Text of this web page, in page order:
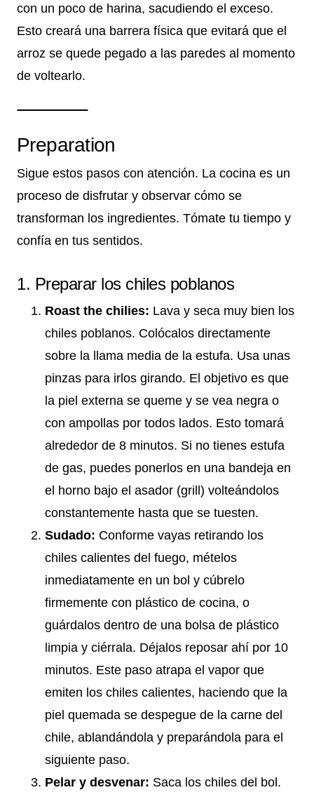
con un poco de harina, sacudiendo el exceso.
Esto creará una barrera física que evitará que el
arroz se quede pegado a las paredes al momento
de voltearlo.
Preparation
Sigue estos pasos con atención. La cocina es un
proceso de disfrutar y observar cómo se
transforman los ingredientes. Tómate tu tiempo y
confía en tus sentidos.
1. Preparar los chiles poblanos
Roast the chilies: Lava y seca muy bien los
chiles poblanos. Colócalos directamente
sobre la llama media de la estufa. Usa unas
pinzas para irlos girando. El objetivo es que
la piel externa se queme y se vea negra o
con ampollas por todos lados. Esto tomará
alrededor de 8 minutos. Si no tienes estufa
de gas, puedes ponerlos en una bandeja en
el horno bajo el asador (grill) volteándolos
constantemente hasta que se tuesten.
Sudado: Conforme vayas retirando los
chiles calientes del fuego, mételos
inmediatamente en un bol y cúbrelo
firmemente con plástico de cocina, o
guárdalos dentro de una bolsa de plástico
limpia y ciérrala. Déjalos reposar ahí por 10
minutos. Este paso atrapa el vapor que
emiten los chiles calientes, haciendo que la
piel quemada se despegue de la carne del
chile, ablandándola y preparándola para el
siguiente paso.
Pelar y desvenar: Saca los chiles del bol.